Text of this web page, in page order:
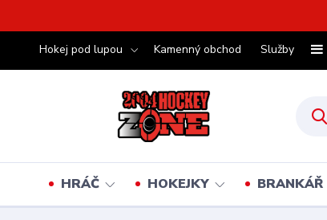
Hokej pod lupou Kamenný obchod Služby
HRÁČ HOKEJKY BRANKÁŘ